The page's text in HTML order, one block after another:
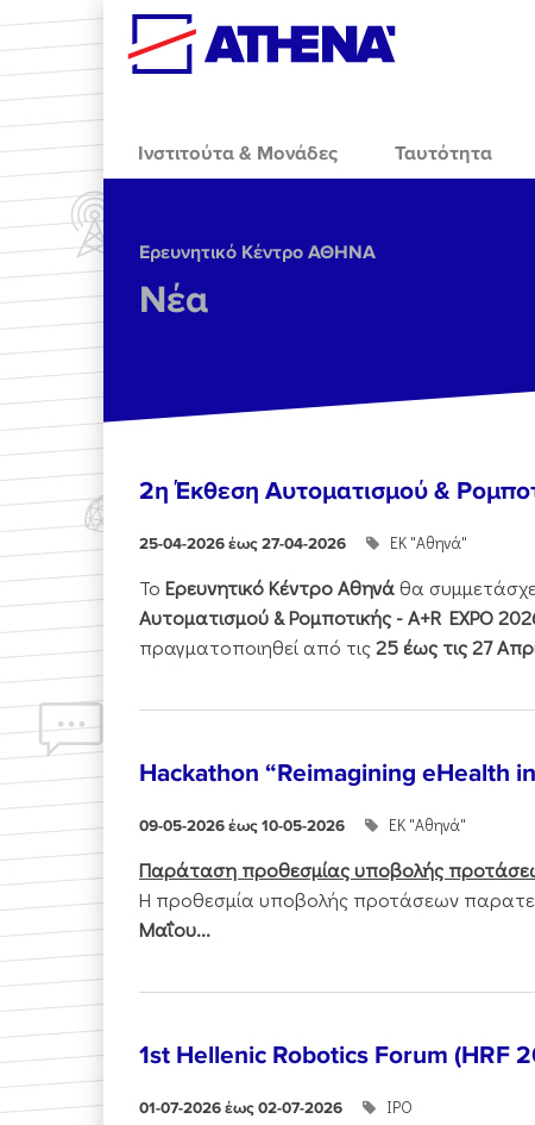
Skip to main content
Ινστιτούτα & Μονάδες Ταυτότητα
Ερευνητικό Κέντρο ΑΘΗΝΑ
Νέα
2η Έκθεση Αυτοματισμού &
25-04-2026 έως 27-04-2026 ΕΚ "Αθηνά"
Το Ερευνητικό Κέντρο Αθηνάθα
Αυτοματισμού & Ρομποτικής - Α+R EXPO
πραγματοποιηθεί από τις25 έως τις 27
Hackathon “Reimagining eHealth
09-05-2026 έως 10-05-2026 ΕΚ "Αθηνά"
Παράταση προθεσμίας υποβολής
Η προθεσμία υποβολής προτάσεων
Μαΐου...
1st Hellenic Robotics Forum (HRF
01-07-2026 έως 02-07-2026 ΙΡΟ